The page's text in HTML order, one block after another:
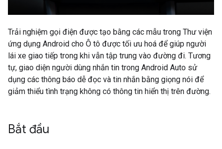
Trải nghiệm gọi điện được tạo bằng các mẫu trong Thư viện
ứng dụng Android cho Ô tô được tối ưu hoá để giúp người
lái xe giao tiếp trong khi vẫn tập trung vào đường đi. Tương
tự, giao diện người dùng nhắn tin trong Android Auto sử
dụng các thông báo dễ đọc và tin nhắn bằng giọng nói để
giảm thiểu tình trạng không có thông tin hiển thị trên đường.
Bắt đầu